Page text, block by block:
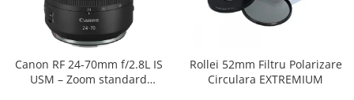
Canon RF 24-70mm f/2.8L IS
USM – Zoom standard
Rollei 52mm Filtru Polarizare
Circulara EXTREMIUM